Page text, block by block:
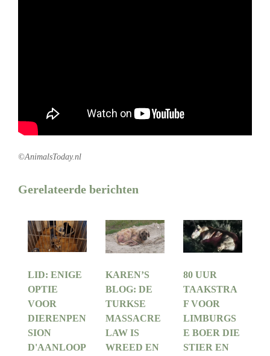
©AnimalsToday.nl
Gerelateerde berichten
LID: ENIGE
OPTIE
VOOR
DIERENPEN
SION
D'AANLOOP
KAREN’S
BLOG: DE
TURKSE
MASSACRE
LAW IS
WREED EN
80 UUR
TAAKSTRA
F VOOR
LIMBURGS
E BOER DIE
STIER EN